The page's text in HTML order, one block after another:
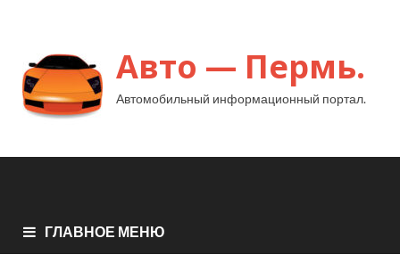
Авто — Пермь.
Автомобильный информационный портал.
ГЛАВНОЕ МЕНЮ